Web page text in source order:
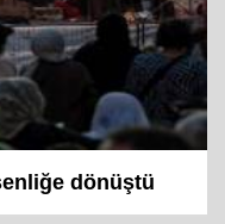
dönüştü